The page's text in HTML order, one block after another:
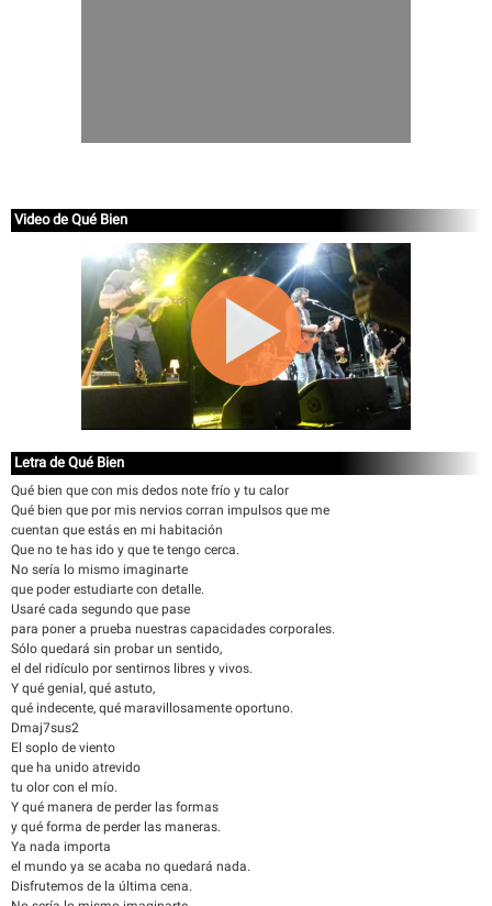
Video de Qué Bien
Letra de Qué Bien
Qué bien que con mis dedos note frío y tu calor
Qué bien que por mis nervios corran impulsos que me
cuentan que estás en mi habitación
Que no te has ido y que te tengo cerca.
No sería lo mismo imaginarte
que poder estudiarte con detalle.
Usaré cada segundo que pase
para poner a prueba nuestras capacidades corporales.
Sólo quedará sin probar un sentido,
el del ridículo por sentirnos libres y vivos.
Y qué genial, qué astuto,
qué indecente, qué maravillosamente oportuno.
Dmaj7sus2
El soplo de viento
que ha unido atrevido
tu olor con el mío.
Y qué manera de perder las formas
y qué forma de perder las maneras.
Ya nada importa
el mundo ya se acaba no quedará nada.
Disfrutemos de la última cena.